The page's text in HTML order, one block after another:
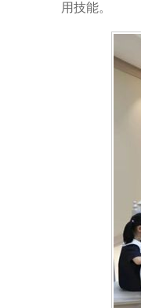
用技能。